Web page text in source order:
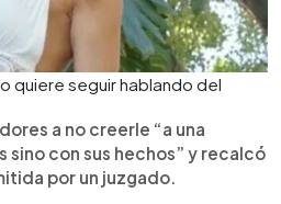
quiere seguir hablando del
a no creerle “a una
sino con sus hechos” y recalcó
por un juzgado.